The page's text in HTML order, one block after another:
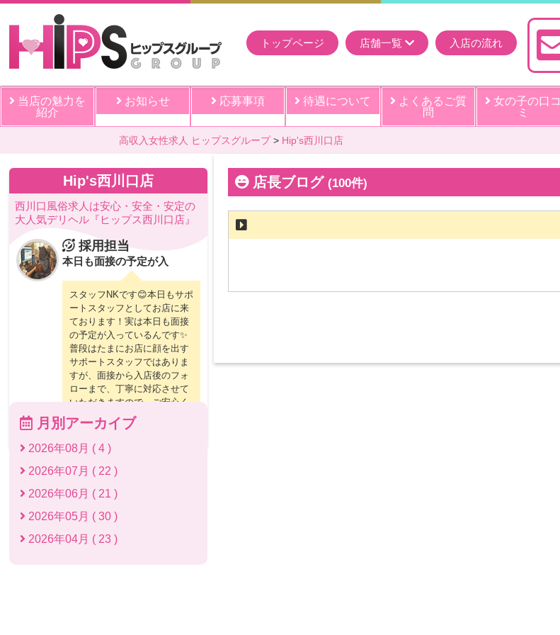
トップページ 店舗一覧 入店の流れ
当店の魅力を
紹介
お知らせ 応募事項 待遇について
よくあるご質
問
女の子の口コ
ミ
高収入女性求人 ヒップスグループ Hip's西川口店
店長ブログ (100件)
Hip's西川口店
西川口風俗求人は安心・安全・安定の
大人気デリヘル『ヒップス西川口店』
採用担当
本日も面接の予定が入
スタッフNKです😊本日もサポ
ートスタッフとしてお店に来
ております！実は本日も面接
の予定が入っているんです✨
普段はたまにお店に顔を出す
サポートスタッフではありま
すが、面接から入店後のフォ
ローまで、丁寧に対応させて
いただきますので、ご安心く
ださいね♪求人サイトをご覧
いただいている
月別アーカイブ
2026年08月 ( 4 )
2026年07月 ( 22 )
2026年06月 ( 21 )
2026年05月 ( 30 )
2026年04月 ( 23 )